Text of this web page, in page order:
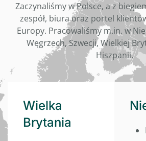
Zaczynaliśmy w Polsce, a z
zespół, biura oraz portel
Europy. Pracowaliśmy m.in. w
Węgrzech, Szwecji, Wielkiej
Hiszpanii.
Wielka
Brytania